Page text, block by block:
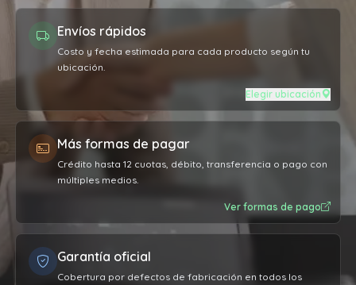
agradecido 👏🏼
Envíos rápidos
Costo y fecha estimada para cada producto según tu
ubicación.
Elegir ubicación
Más formas de pagar
Crédito hasta 12 cuotas, débito, transferencia o pago con
múltiples medios.
Ver formas de pago
Garantía oficial
Cobertura por defectos de fabricación en todos los